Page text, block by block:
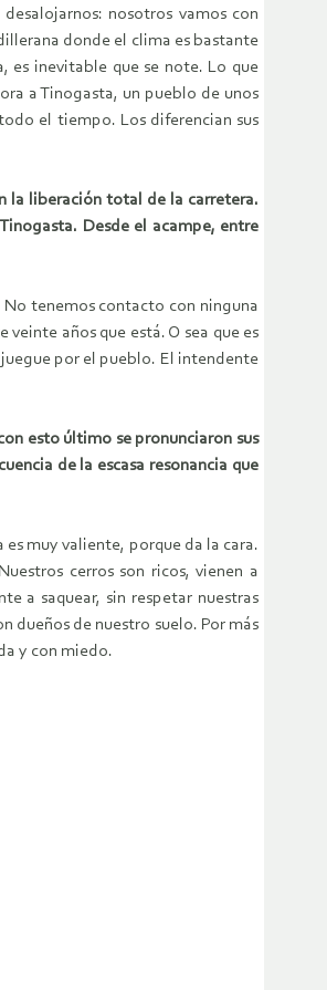
nosotros vamos con
donde el clima es bastante
es inevitable que se note. Lo que
a Tinogasta, un pueblo de unos
el tiempo. Los diferencian sus
la liberación total de la carretera.
Desde el acampe, entre
tenemos contacto con ninguna
años que está. O sea que es
por el pueblo. El intendente
esto último se pronunciaron sus
de la escasa resonancia que
muy valiente, porque da la cara.
cerros son ricos, vienen a
a saquear, sin respetar nuestras
dueños de nuestro suelo. Por más
y con miedo.